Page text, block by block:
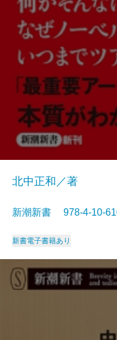
北中正和／著
新潮新書 978-4-10-
新書電子書籍あり